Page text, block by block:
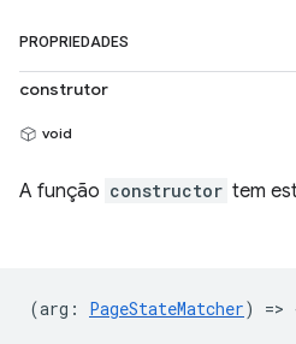
PROPRIEDADES
construtor
void
A função constructor tem
(arg : PageStateMatcher)